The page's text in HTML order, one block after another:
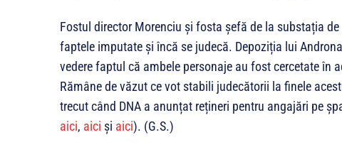
Fostul director Morenciu și fosta șefă de la substația
faptele imputate și încă se judecă. Depoziția lui
vedere faptul că ambele personaje au fost cercetate în
Rămâne de văzut ce vot stabili judecătorii la finele
trecut când DNA a anunțat rețineri pentru angajări pe
aici, aici și aici). (G.S.)